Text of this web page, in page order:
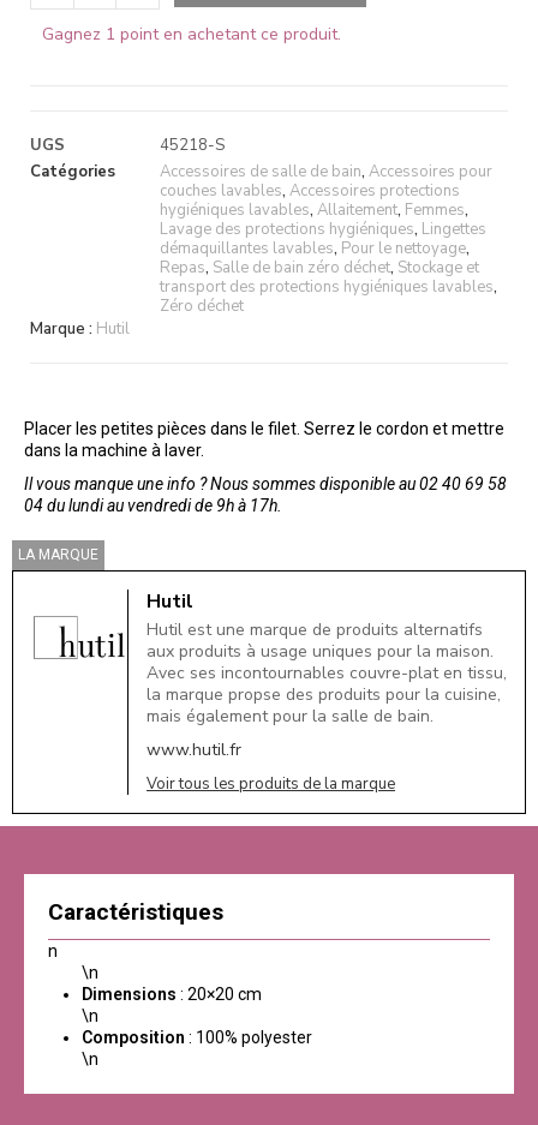
Gagnez 1 point en achetant ce produit.
UGS
45218-S
Catégories
Accessoires de salle de bain, Accessoires pour
couches lavables, Accessoires protections
hygiéniques lavables, Allaitement, Femmes,
Lavage des protections hygiéniques, Lingettes
démaquillantes lavables, Pour le nettoyage,
Repas, Salle de bain zéro déchet, Stockage et
transport des protections hygiéniques lavables,
Zéro déchet
Marque : Hutil
Placer les petites pièces dans le filet. Serrez le cordon et mettre
dans la machine à laver.
Il vous manque une info ? Nous sommes disponible au 02 40 69 58
04 du lundi au vendredi de 9h à 17h.
LA MARQUE
Hutil
Hutil est une marque de produits alternatifs
aux produits à usage uniques pour la maison.
Avec ses incontournables couvre-plat en tissu,
la marque propse des produits pour la cuisine,
mais également pour la salle de bain.
www.hutil.fr
Voir tous les produits de la marque
Caractéristiques
n
\n
Dimensions : 20×20 cm
\n
Composition : 100% polyester
\n